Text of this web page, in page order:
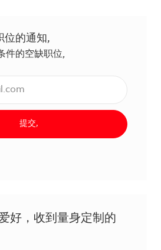
位的通知,
件的空缺职位,
提交,
好，收到量身定制的